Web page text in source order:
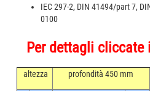
IEC 297-2, DIN 41494/part 7,
0100
Per dettagli
altezza profondità 450 mm